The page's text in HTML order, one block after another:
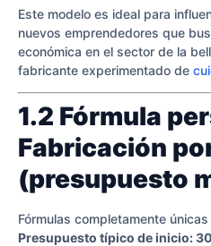
Este modelo es ideal para
nuevos emprendedores que
económica en el sector de la
fabricante experimentado de
1.2 Fórmula
Fabricación
(presupuesto
Fórmulas completamente
Presupuesto típico de inicio: